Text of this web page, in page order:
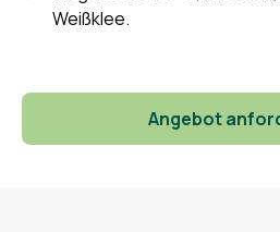
Weißklee.
Angebot